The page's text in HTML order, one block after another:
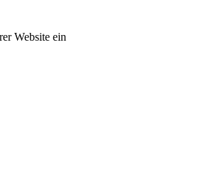
Website ein